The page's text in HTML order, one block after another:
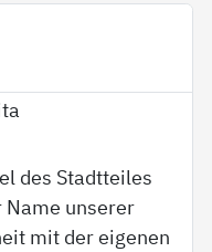
des Stadtteiles
Name unserer
mit der eigenen